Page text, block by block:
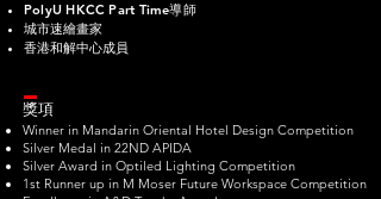
PolyU HKCC Part Time導師
城市速繪畫家
香港和解中心成員
獎項
Winner in Mandarin Oriental Hotel Design Competition
Silver Medal in 22ND APIDA
Silver Award in Optiled Lighting Competition
1st Runner up in M Moser Future Workspace Competition